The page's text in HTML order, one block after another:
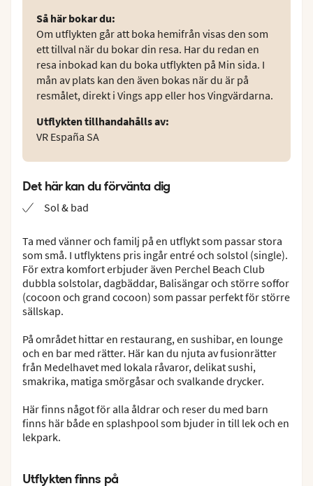
Så här bokar du:
Om utflykten går att boka hemifrån visas den som
ett tillval när du bokar din resa. Har du redan en
resa inbokad kan du boka utflykten på Min sida. I
mån av plats kan den även bokas när du är på
resmålet, direkt i Vings app eller hos Vingvärdarna.
Utflykten tillhandahålls av:
VR España SA
Ta med vänner och familj på en utflykt som passar stora
som små. I utflyktens pris ingår entré och solstol (single).
För extra komfort erbjuder även Perchel Beach Club
dubbla solstolar, dagbäddar, Balisängar och större soffor
(cocoon och grand cocoon) som passar perfekt för större
sällskap.
På området hittar en restaurang, en sushibar, en lounge
och en bar med rätter. Här kan du njuta av fusionrätter
från Medelhavet med lokala råvaror, delikat sushi,
smakrika, matiga smörgåsar och svalkande drycker.
Här finns något för alla åldrar och reser du med barn
finns här både en splashpool som bjuder in till lek och en
lekpark.
Det här kan du förvänta dig
Sol & bad
Utflykten finns på